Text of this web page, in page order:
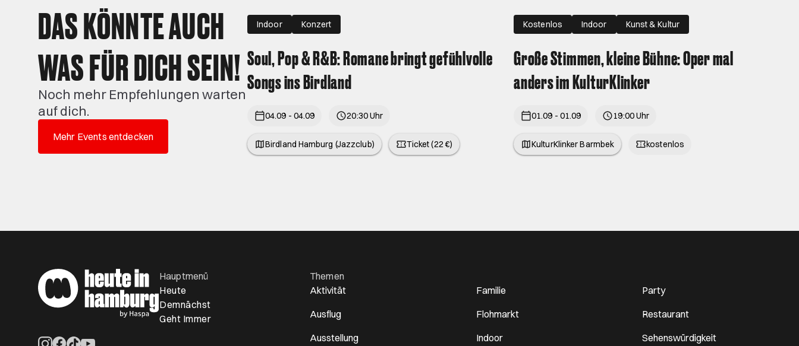
DAS KÖNNTE AUCH
WAS FÜR DICH SEIN!
Noch mehr Empfehlungen warten
auf dich.
Mehr Events entdecken
Indoor Konzert
Soul, Pop & R&B: Romane bringt gefühlvolle
Songs ins Birdland
04.09 - 04.09 20:30 Uhr
Birdland Hamburg (Jazzclub) Ticket (22 €)
Kostenlos Indoor Kunst & Kultur
Große Stimmen, kleine Bühne: Oper mal
anders im KulturKlinker
01.09 - 01.09 19:00 Uhr
KulturKlinker Barmbek kostenlos
Hauptmenü
Heute
Demnächst
Geht Immer
Themen
Aktivität
Ausflug
Ausstellung
Familie
Flohmarkt
Indoor
Party
Restaurant
Sehenswürdigkeit